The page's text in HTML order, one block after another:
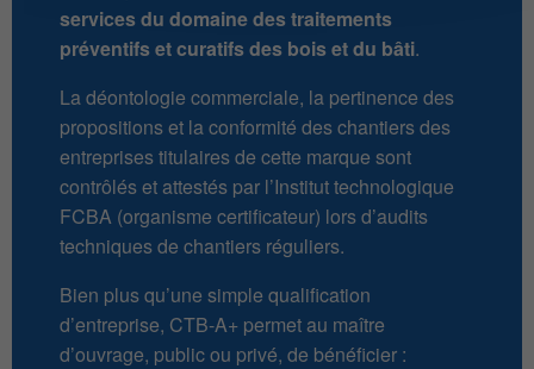
services du domaine des traitements
préventifs et curatifs des bois et du bâti.
La déontologie commerciale, la pertinence des
propositions et la conformité des chantiers des
entreprises titulaires de cette marque sont
contrôlés et attestés par l’Institut technologique
FCBA (organisme certificateur) lors d’audits
techniques de chantiers réguliers.
Bien plus qu’une simple qualification
d’entreprise, CTB-A+ permet au maître
d’ouvrage, public ou privé, de bénéficier :